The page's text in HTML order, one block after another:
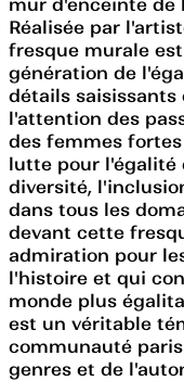
Réalisée par
fresque murale
génération de
détails
l'attention des
des femmes
lutte pour l'égalité
diversité,
dans tous les
devant cette
admiration pour
l'histoire et qui
monde plus
est un véritable
communauté
genres et de